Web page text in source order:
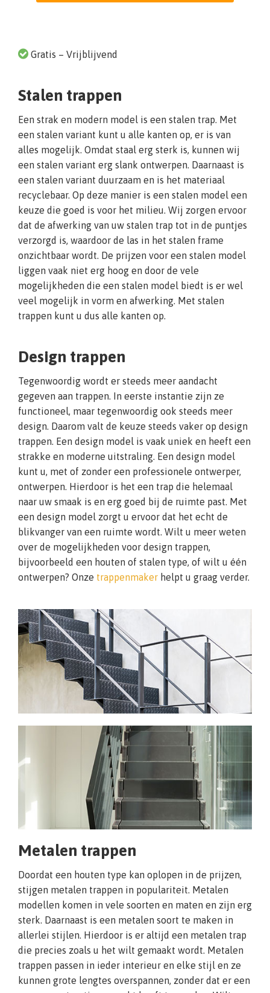
Gratis – Vrijblijvend
Stalen trappen
Een strak en modern model is een stalen trap. Met
een stalen variant kunt u alle kanten op, er is van
alles mogelijk. Omdat staal erg sterk is, kunnen wij
een stalen variant erg slank ontwerpen. Daarnaast is
een stalen variant duurzaam en is het materiaal
recyclebaar. Op deze manier is een stalen model een
keuze die goed is voor het milieu. Wij zorgen ervoor
dat de afwerking van uw stalen trap tot in de puntjes
verzorgd is, waardoor de las in het stalen frame
onzichtbaar wordt. De prijzen voor een stalen model
liggen vaak niet erg hoog en door de vele
mogelijkheden die een stalen model biedt is er wel
veel mogelijk in vorm en afwerking. Met stalen
trappen kunt u dus alle kanten op.
Design trappen
Tegenwoordig wordt er steeds meer aandacht
gegeven aan trappen. In eerste instantie zijn ze
functioneel, maar tegenwoordig ook steeds meer
design. Daarom valt de keuze steeds vaker op design
trappen. Een design model is vaak uniek en heeft een
strakke en moderne uitstraling. Een design model
kunt u, met of zonder een professionele ontwerper,
ontwerpen. Hierdoor is het een trap die helemaal
naar uw smaak is en erg goed bij de ruimte past. Met
een design model zorgt u ervoor dat het echt de
blikvanger van een ruimte wordt. Wilt u meer weten
over de mogelijkheden voor design trappen,
bijvoorbeeld een houten of stalen type, of wilt u één
ontwerpen? Onze trappenmaker helpt u graag verder.
Metalen trappen
Doordat een houten type kan oplopen in de prijzen,
stijgen metalen trappen in populariteit. Metalen
modellen komen in vele soorten en maten en zijn erg
sterk. Daarnaast is een metalen soort te maken in
allerlei stijlen. Hierdoor is er altijd een metalen trap
die precies zoals u het wilt gemaakt wordt. Metalen
trappen passen in ieder interieur en elke stijl en ze
kunnen grote lengtes overspannen, zonder dat er een